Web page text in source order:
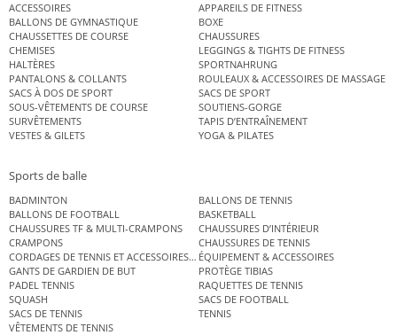
ACCESSOIRES
APPAREILS DE FITNESS
BALLONS DE GYMNASTIQUE
BOXE
CHAUSSETTES DE COURSE
CHAUSSURES
CHEMISES
LEGGINGS & TIGHTS DE FITNESS
HALTÈRES
SPORTNAHRUNG
PANTALONS & COLLANTS
ROULEAUX & ACCESSOIRES DE MASSAGE
SACS À DOS DE SPORT
SACS DE SPORT
SOUS-VÊTEMENTS DE COURSE
SOUTIENS-GORGE
SURVÊTEMENTS
TAPIS D’ENTRAÎNEMENT
VESTES & GILETS
YOGA & PILATES
Sports de balle
BADMINTON
BALLONS DE TENNIS
BALLONS DE FOOTBALL
BASKETBALL
CHAUSSURES TF & MULTI-CRAMPONS
CHAUSSURES D’INTÉRIEUR
CRAMPONS
CHAUSSURES DE TENNIS
CORDAGES DE TENNIS ET ACCESSOIRES DE TENNISÉQUIPEMENT & ACCESSOIRES
GANTS DE GARDIEN DE BUT
PROTÈGE TIBIAS
PADEL TENNIS
RAQUETTES DE TENNIS
SQUASH
SACS DE FOOTBALL
SACS DE TENNIS
TENNIS
VÊTEMENTS DE TENNIS